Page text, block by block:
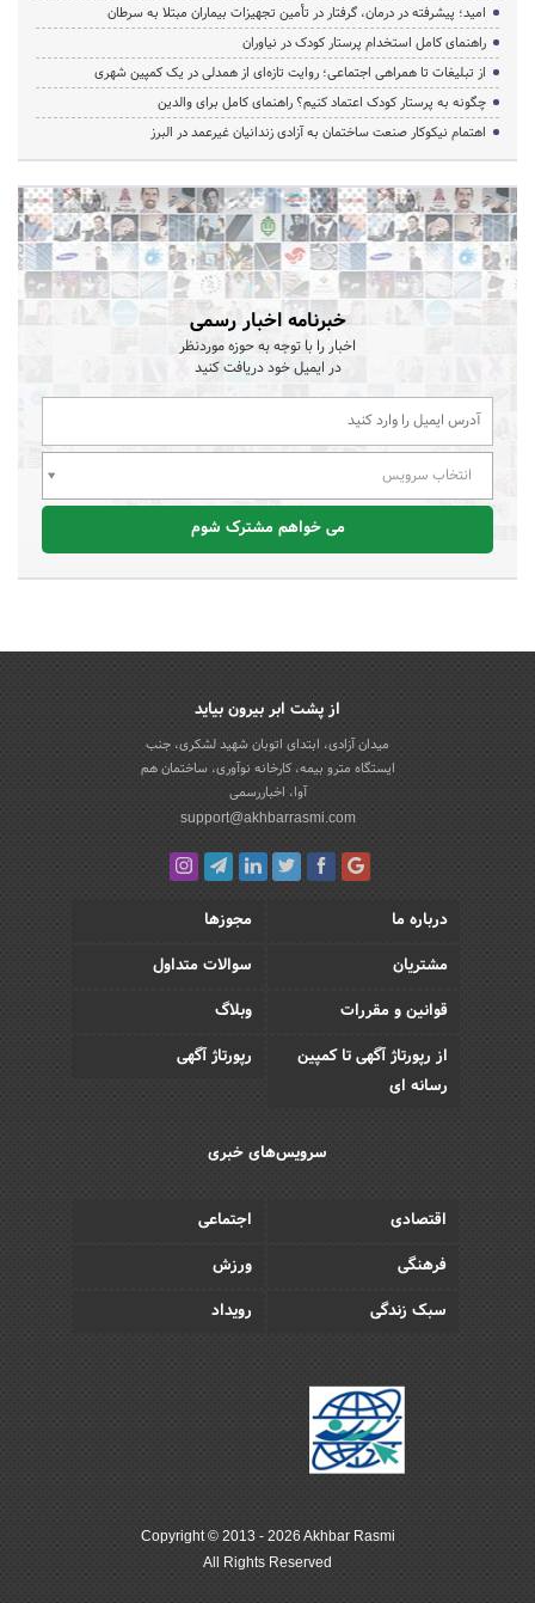
امید؛ پیشرفته در درمان، گرفتار در تأمین تجهیزات بیماران مبتلا به سرطان
راهنمای کامل استخدام پرستار کودک در نیاوران
از تبلیغات تا همراهی اجتماعی؛ روایت تازه‌ای از همدلی در یک کمپین شهری
چگونه به پرستار کودک اعتماد کنیم؟ راهنمای کامل برای والدین
اهتمام نیکوکار صنعت ساختمان به آزادی زندانیان غیرعمد در البرز
خبرنامه اخبار رسمی
اخبار را با توجه به حوزه موردنظر
در ایمیل خود دریافت کنید
انتخاب سرویس
می خواهم مشترک شوم
از پشت ابر بیرون بیاید
میدان آزادی، ابتدای اتوبان شهید لشکری، جنب
ایستگاه مترو بیمه، کارخانه نوآوری، ساختمان هم
آوا، اخباررسمی
support@akhbarrasmi.com
درباره ما
مجوزها
مشتریان
سوالات متداول
قوانین و مقررات
وبلاگ
از رپورتاژ آگهی تا کمپین
رسانه ای
رپورتاژ آگهی
سرویس‌های خبری
اقتصادی
اجتماعی
فرهنگی
ورزش
سبک زندگی
رویداد
Copyright © 2013 - 2026 Akhbar Rasmi
All Rights Reserved